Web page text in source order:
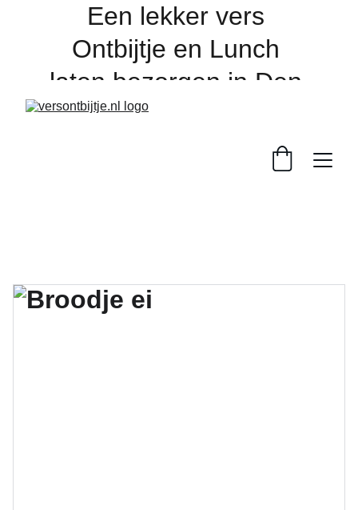
Een lekker vers
Ontbijtje en Lunch
laten bezorgen in Den
Bosch en de regio,
dagelijks voor 16:00